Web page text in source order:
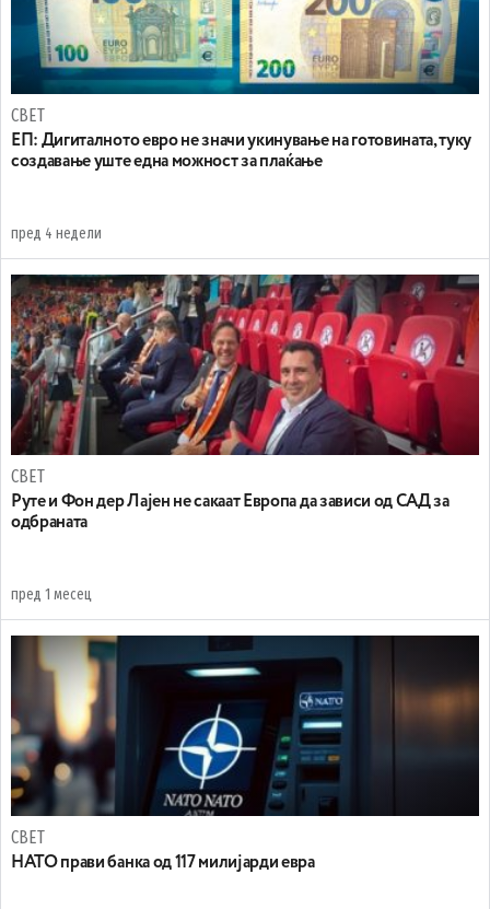
СВЕТ
ЕП: Дигиталното евро не значи укинување на готовината, туку
создавање уште една можност за плаќање
пред 4 недели
СВЕТ
Руте и Фон дер Лајен не сакаат Европа да зависи од САД за
одбраната
пред 1 месец
СВЕТ
НАТО прави банка од 117 милијарди евра